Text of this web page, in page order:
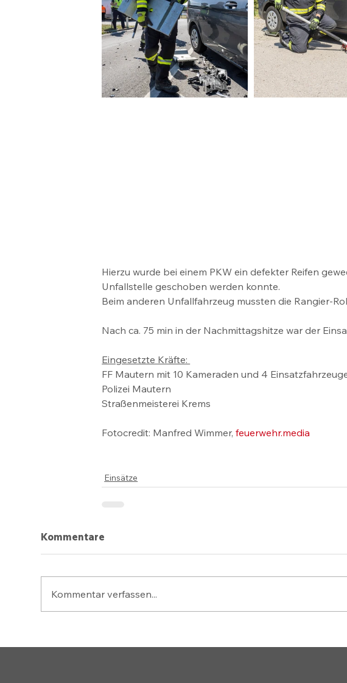
Hierzu wurde bei einem PKW ein defekter Reifen
Unfallstelle geschoben werden konnte.
Beim anderen Unfallfahrzeug mussten die Rangier-
Nach ca. 75 min in der Nachmittagshitze war der
Eingesetzte Kräfte:
FF Mautern mit 10 Kameraden und 4
Polizei Mautern
Straßenmeisterei Krems
Fotocredit: Manfred Wimmer, feuerwehr.media
Einsätze
Kommentare
Kommentar verfassen...